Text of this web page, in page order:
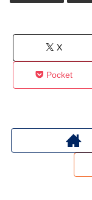
X
Pocket